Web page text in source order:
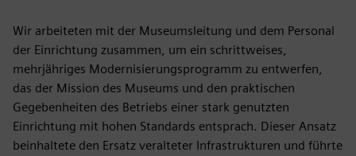
Wir arbeiteten mit der Museumsleitung und dem Personal
der Einrichtung zusammen, um ein schrittweises,
mehrjähriges Modernisierungsprogramm zu entwerfen,
das der Mission des Museums und den praktischen
Gegebenheiten des Betriebs einer stark genutzten
Einrichtung mit hohen Standards entsprach. Dieser Ansatz
beinhaltete den Ersatz veralteter Infrastrukturen und führte